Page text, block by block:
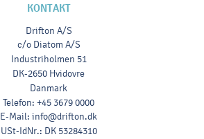
KONTAKT
Drifton A/S
c/o Diatom A/S
Industriholmen 51
DK-2650 Hvidovre
Danmark
Telefon: +45 3679 0000
E-Mail: info@drifton.dk
USt-IdNr.: DK 53284310